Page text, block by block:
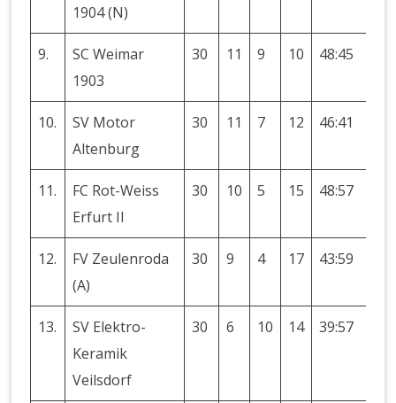
1904 (N)
9.
SC Weimar
1903
30 11 9 10 48:45
10.
SV Motor
Altenburg
30 11 7 12 46:41
11.
FC Rot-Weiss
Erfurt II
30 10 5 15 48:57
12.
FV Zeulenroda
(A)
30 9 4 17 43:59
13.
SV Elektro-
Keramik
Veilsdorf
30 6 10 14 39:57